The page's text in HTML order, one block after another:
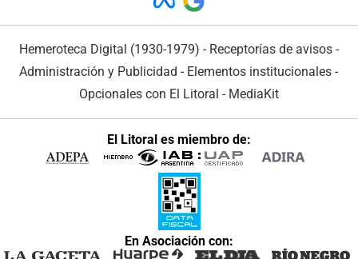
Hemeroteca Digital (1930-1979) - Receptorías de avisos -
Administración y Publicidad - Elementos institucionales -
Opcionales con El Litoral - MediaKit
El Litoral es miembro de:
En Asociación con: